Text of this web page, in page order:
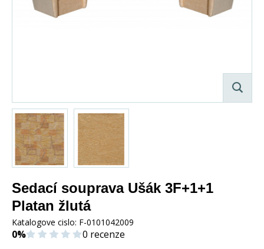
Sedací souprava Ušák 3F+1+1
Platan žlutá
Katalogove cislo: F-0101042009
0% 0 recenze